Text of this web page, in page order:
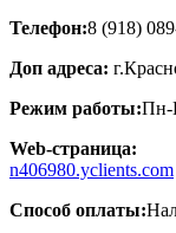
Телефон:8 (918)
Доп адреса:
Режим работы:Пн-
Web-страница:
n406980.yclients.com
Способ оплаты: